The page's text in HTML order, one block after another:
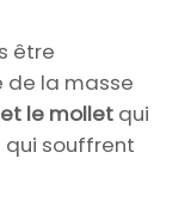
être
de la masse
le mollet qui
souffrent